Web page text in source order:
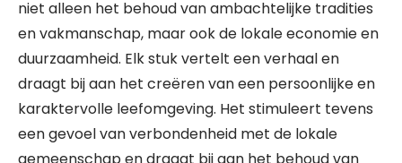
niet alleen het behoud van ambachtelijke tradities
en vakmanschap, maar ook de lokale economie en
duurzaamheid. Elk stuk vertelt een verhaal en
draagt bij aan het creëren van een persoonlijke en
karaktervolle leefomgeving. Het stimuleert tevens
een gevoel van verbondenheid met de lokale